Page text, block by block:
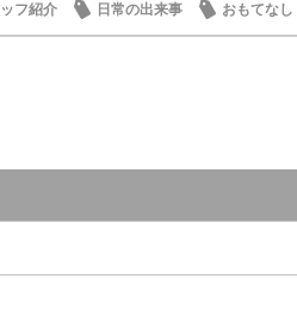
フ紹介 日常の出来事 おもてなし